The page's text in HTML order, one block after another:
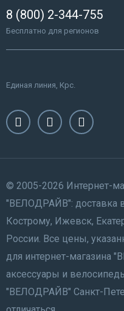
8 (800) 2-344-755
Бесплатно для регионов
Единая линия, Крс.
© 2005-2026 Интернет-
"ВЕЛОДРАЙВ": доставка
Кострому, Ижевск,
России. Все цены,
для интернет-магазина
аксессуары и
"ВЕЛОДРАЙВ" Санкт-